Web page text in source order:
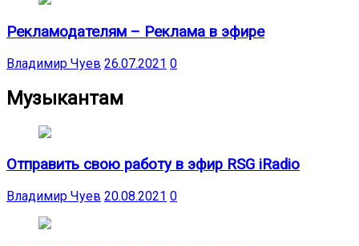
Рекламодателям – Реклама в эфире
Владимир Чуев 26.07.2021 0
Музыкантам
Отправить свою работу в эфир RSG iRadio
Владимир Чуев 20.08.2021 0